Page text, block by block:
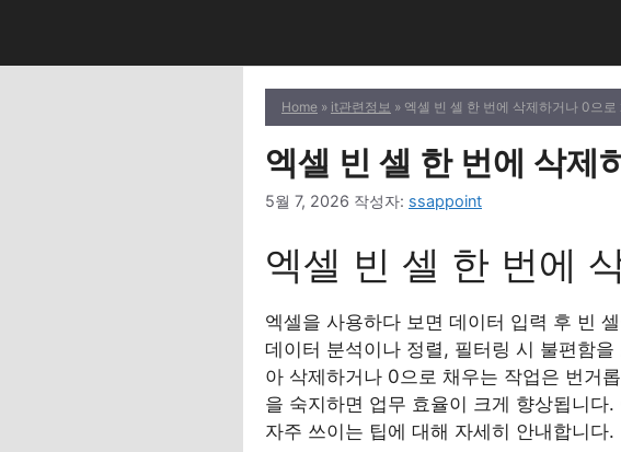
츠
Home » it관련정보 » 엑셀 빈 셀 한 번에 삭제하거나 0으로
엑셀 빈 셀 한 번에 삭제
5월 7, 2026 작성자: ssappoint
엑셀 빈 셀 한 번에
엑셀을 사용하다 보면 데이터 입력 후 빈
데이터 분석이나 정렬, 필터링 시 불편함
아 삭제하거나 0으로 채우는 작업은 번거
을 숙지하면 업무 효율이 크게 향상됩니다
자주 쓰이는 팁에 대해 자세히 안내합니다.